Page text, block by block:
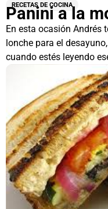
RECETAS DE COCINA
Panini a la
En esta ocasión Andrés
lonche para el
cuando estés leyendo